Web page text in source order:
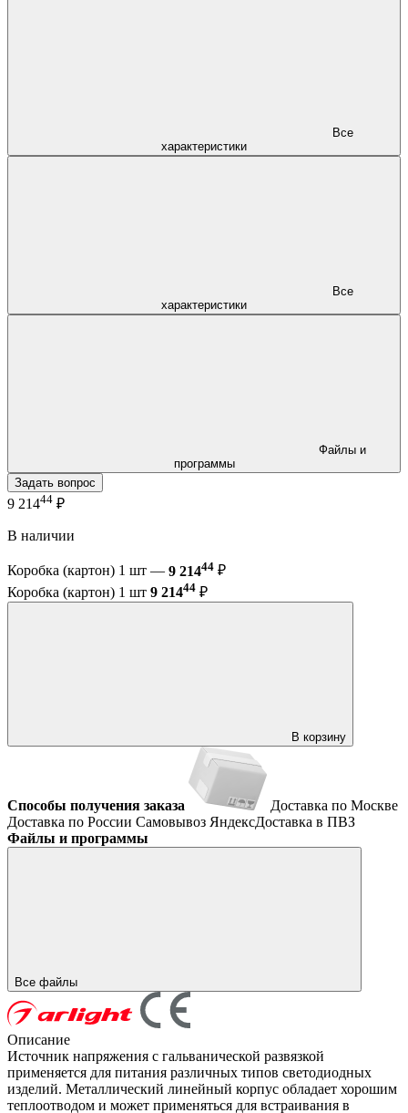
характеристики
характеристики
программы
Задать вопрос
9 21444 ₽
В наличии
Коробка (картон) 1 шт — 9 21444 ₽
Коробка (картон) 1 шт 9 21444 ₽
В корзину
Способы получения заказа
Доставка по Москве
Доставка по России Самовывоз ЯндексДоставка в ПВЗ
Файлы и программы
Все файлы
Описание
Источник напряжения с гальванической развязкой
применяется для питания различных типов светодиодных
изделий. Металлический линейный корпус обладает хорошим
теплоотводом и может применяться для встраивания в